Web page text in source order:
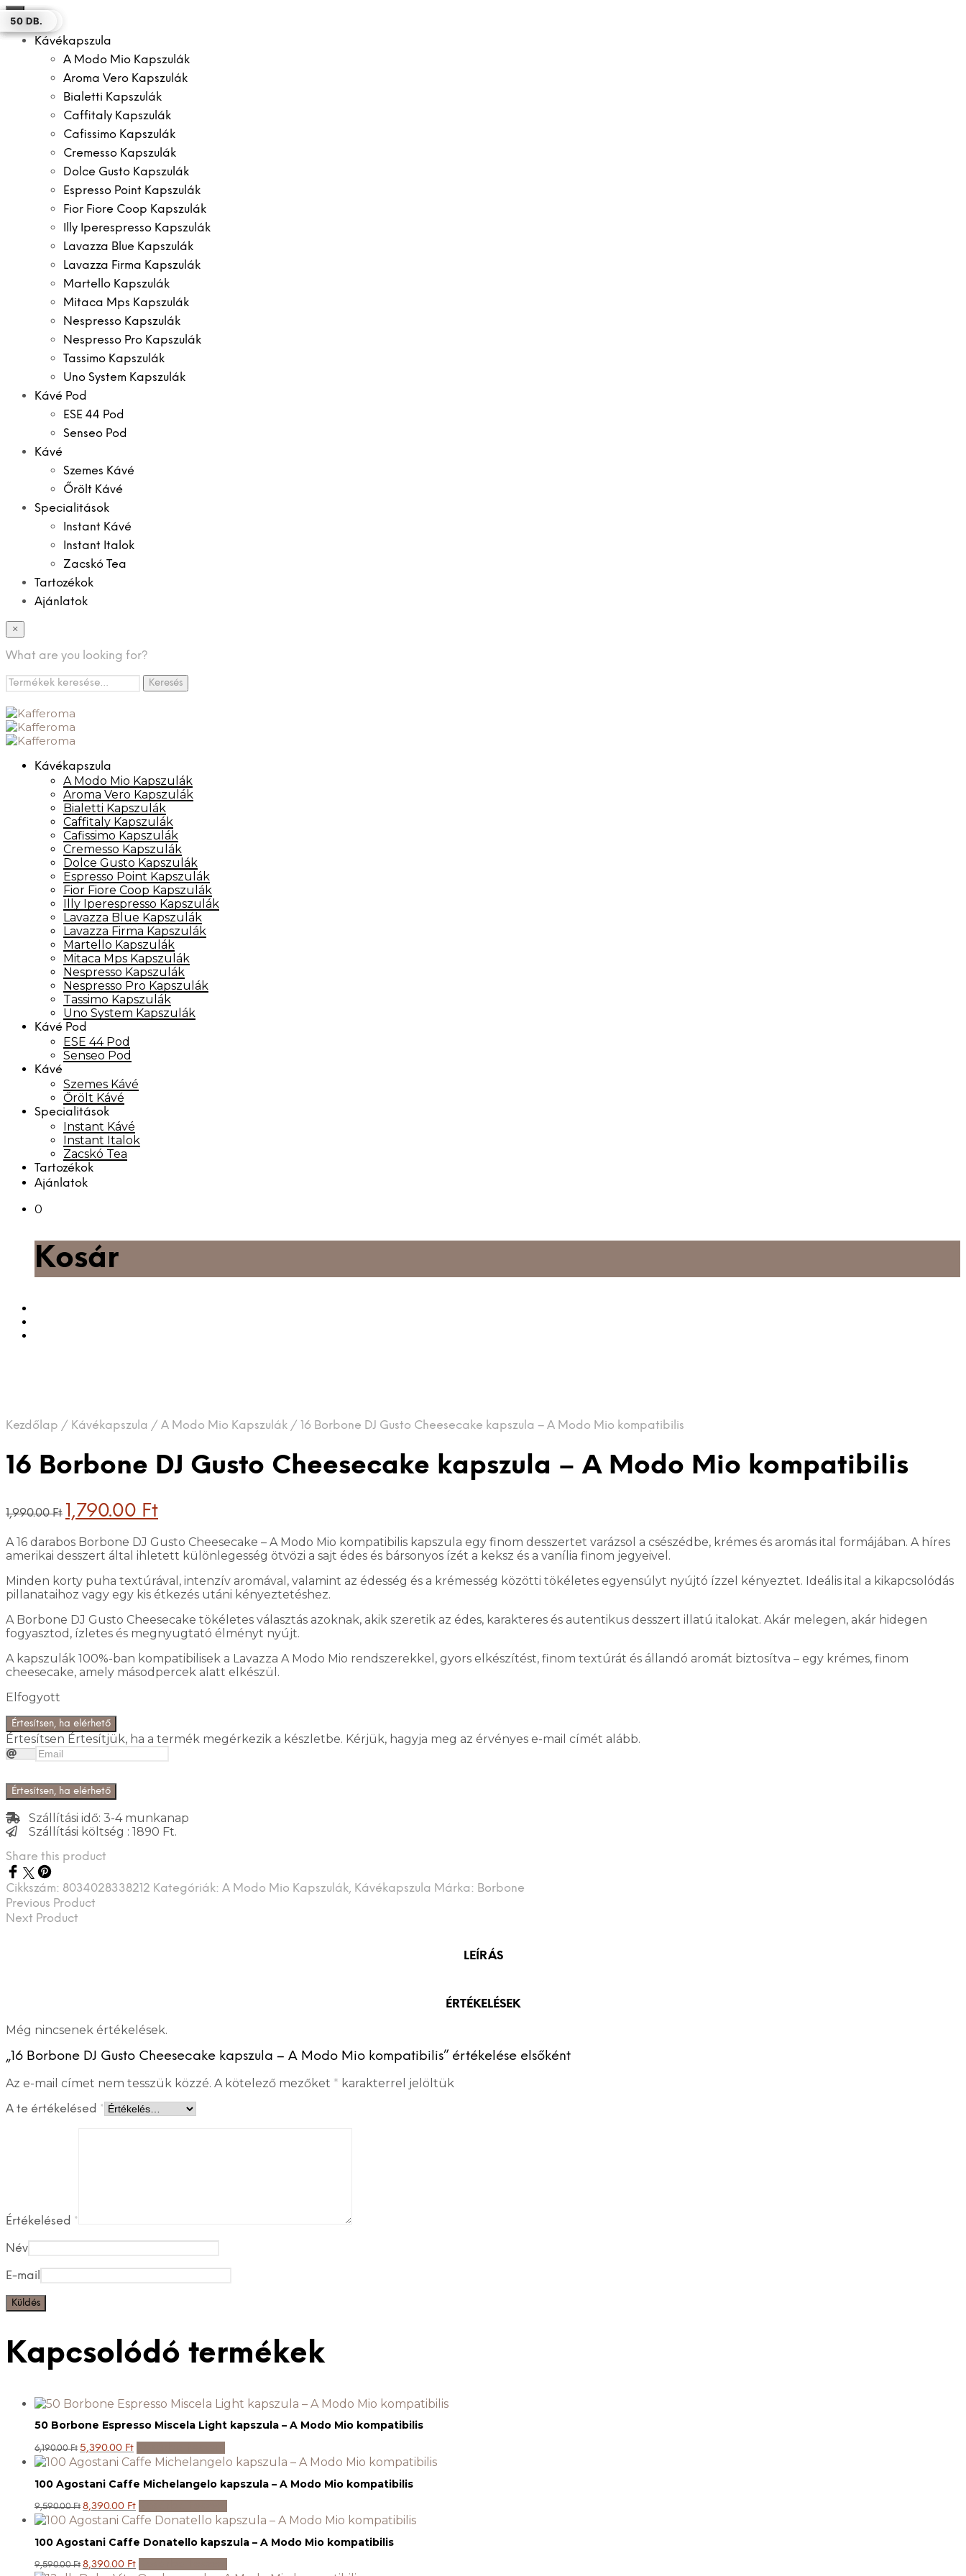
×
Kávékapszula
A Modo Mio Kapszulák
Aroma Vero Kapszulák
Bialetti Kapszulák
Caffitaly Kapszulák
Cafissimo Kapszulák
Cremesso Kapszulák
Dolce Gusto Kapszulák
Espresso Point Kapszulák
Fior Fiore Coop Kapszulák
Illy Iperespresso Kapszulák
Lavazza Blue Kapszulák
Lavazza Firma Kapszulák
Martello Kapszulák
Mitaca Mps Kapszulák
Nespresso Kapszulák
Nespresso Pro Kapszulák
Tassimo Kapszulák
Uno System Kapszulák
Kávé Pod
ESE 44 Pod
Senseo Pod
Kávé
Szemes Kávé
Őrölt Kávé
Specialitások
Instant Kávé
Instant Italok
Zacskó Tea
Tartozékok
Ajánlatok
×
What are you looking for?
Keresés
a
következőre:
Keresés
Kávékapszula
A Modo Mio Kapszulák
Aroma Vero Kapszulák
Bialetti Kapszulák
Caffitaly Kapszulák
Cafissimo Kapszulák
Cremesso Kapszulák
Dolce Gusto Kapszulák
Espresso Point Kapszulák
Fior Fiore Coop Kapszulák
Illy Iperespresso Kapszulák
Lavazza Blue Kapszulák
Lavazza Firma Kapszulák
Martello Kapszulák
Mitaca Mps Kapszulák
Nespresso Kapszulák
Nespresso Pro Kapszulák
Tassimo Kapszulák
Uno System Kapszulák
Kávé Pod
ESE 44 Pod
Senseo Pod
Kávé
Szemes Kávé
Őrölt Kávé
Specialitások
Instant Kávé
Instant Italok
Zacskó Tea
Tartozékok
Ajánlatok
0
Kosár
16 DB.
Kezdőlap / Kávékapszula / A Modo Mio Kapszulák / 16 Borbone DJ Gusto Cheesecake kapszula – A Modo Mio kompatibilis
16 Borbone DJ Gusto Cheesecake kapszula – A Modo Mio kompatibilis
1,990.00Ft
Original
price
was:
1,990.00 Ft.
1,790.00 FtCurrent
price
1,790.00 Ft.
A 16 darabos Borbone DJ Gusto Cheesecake – A Modo Mio kompatibilis kapszula egy finom desszertet varázsol a csészédbe, krémes és aromás ital formájában. A híres
amerikai desszert által ihletett különlegesség ötvözi a sajt édes és bársonyos ízét a keksz és a vanília finom jegyeivel.
Minden korty puha textúrával, intenzív aromával, valamint az édesség és a krémesség közötti tökéletes egyensúlyt nyújtó ízzel kényeztet. Ideális ital a kikapcsolódás
pillanataihoz vagy egy kis étkezés utáni kényeztetéshez.
A Borbone DJ Gusto Cheesecake tökéletes választás azoknak, akik szeretik az édes, karakteres és autentikus desszert illatú italokat. Akár melegen, akár hidegen
fogyasztod, ízletes és megnyugtató élményt nyújt.
A kapszulák 100%-ban kompatibilisek a Lavazza A Modo Mio rendszerekkel, gyors elkészítést, finom textúrát és állandó aromát biztosítva – egy krémes, finom
cheesecake, amely másodpercek alatt elkészül.
Elfogyott
Értesítsen, ha elérhető
Értesítsen Értesítjük, ha a termék megérkezik a készletbe. Kérjük, hagyja meg az érvényes e-mail címét alább.
Értesítsen, ha elérhető
Szállítási idő: 3-4 munkanap
Szállítási költség : 1890 Ft.
Share this product
Cikkszám: 8034028338212 Kategóriák: A Modo Mio Kapszulák, Kávékapszula Márka: Borbone
Previous Product
Next Product
LEÍRÁS
ÉRTÉKELÉSEK
Még nincsenek értékelések.
„16 Borbone DJ Gusto Cheesecake kapszula – A Modo Mio kompatibilis” értékelése elsőként
Az e-mail címet nem tesszük közzé. A kötelező mezőket * karakterrel jelöltük
A te értékelésed *
Értékelésed *
Név
E-mail
Kapcsolódó termékek
50 DB.
50 Borbone Espresso Miscela Light kapszula – A Modo Mio kompatibilis
6,190.00Ft Original
price
was:
6,190.00 Ft.
5,390.00 FtCurrent
price
is:
5,390.00 Ft.
100 DB.
100 Agostani Caffe Michelangelo kapszula – A Modo Mio kompatibilis
9,590.00Ft Original
price
was:
9,590.00 Ft.
8,390.00 FtCurrent
price
is:
100 DB.
100 Agostani Caffe Donatello kapszula – A Modo Mio kompatibilis
9,590.00Ft Original
price
8,390.00 FtCurrent
price
12 DB.
16 DB.
50 DB.